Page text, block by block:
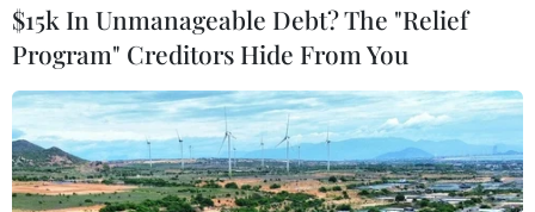
(TTXVN/Vietnam+)
$15k In Unmanageable Debt? The "Relief
Program" Creditors Hide From You